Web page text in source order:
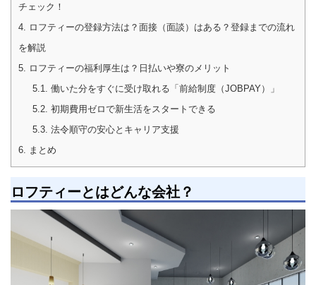
チェック！
4.
ロフティーの登録方法は？面接（面談）はある？登録までの流れ
を解説
5.
ロフティーの福利厚生は？日払いや寮のメリット
5.1.
働いた分をすぐに受け取れる「前給制度（JOBPAY）」
5.2. 初期費用ゼロで新生活をスタートできる
5.3. 法令順守の安心とキャリア支援
6.
まとめ
ロフティーとはどんな会社？